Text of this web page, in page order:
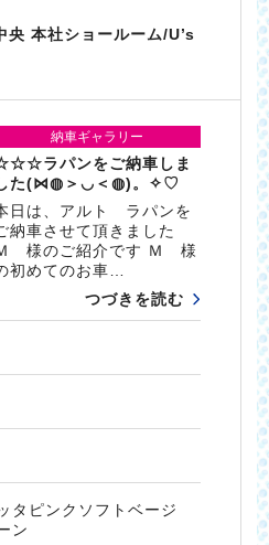
央 本社ショールーム/U’s
納車ギャラリー
ラパンをご納車しま
た(⋈◍＞◡＜◍)。✧♡
日は、アルト ラパンを
納車させて頂きました
様のご紹介です Ｍ 様
初めてのお車…
つづきを読む
タピンクソフトベージ
ン